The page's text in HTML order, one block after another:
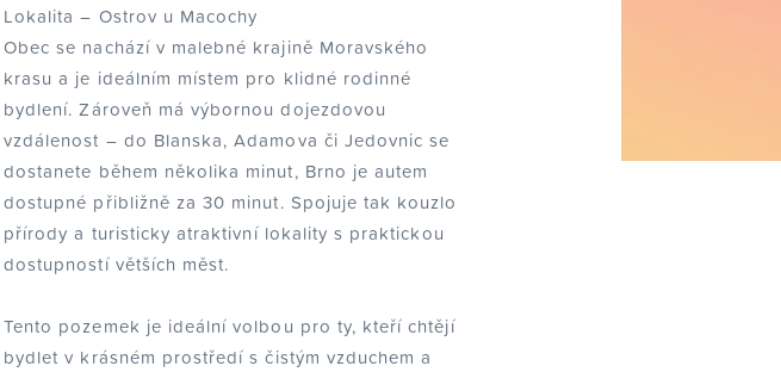
Lokalita – Ostrov u Macochy
Obec se nachází v malebné krajině Moravského
krasu a je ideálním místem pro klidné rodinné
bydlení. Zároveň má výbornou dojezdovou
vzdálenost – do Blanska, Adamova či Jedovnic se
dostanete během několika minut, Brno je autem
dostupné přibližně za 30 minut. Spojuje tak kouzlo
přírody a turisticky atraktivní lokality s praktickou
dostupností větších měst.
Tento pozemek je ideální volbou pro ty, kteří chtějí
bydlet v krásném prostředí s čistým vzduchem a